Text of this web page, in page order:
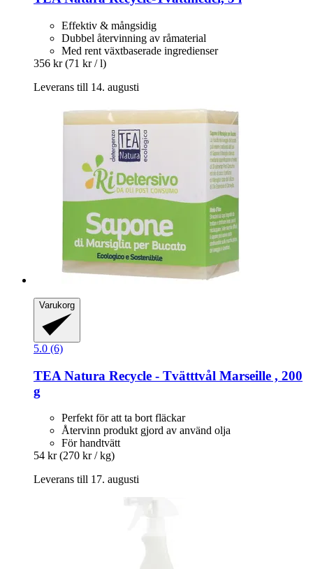
Effektiv & mångsidig
Dubbel återvinning av råmaterial
Med rent växtbaserade ingredienser
356 kr (71 kr / l)
Leverans till 14. augusti
Varukorg
5.0 (6)
TEA Natura Recycle -​ Tvätttvål Marseille , 200
g
Perfekt för att ta bort fläckar
Återvinn produkt gjord av använd olja
För handtvätt
54 kr (270 kr / kg)
Leverans till 17. augusti